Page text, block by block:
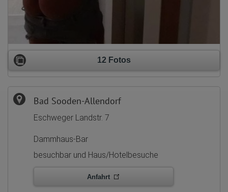
12 Fotos
Bad Sooden-Allendorf
Eschweger Landstr. 7
Dammhaus-Bar
besuchbar und Haus/Hotelbesuche
Anfahrt